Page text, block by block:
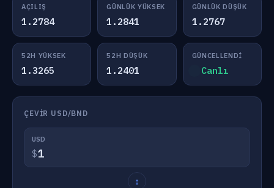
AÇILIŞ
1.2784
GÜNLÜK YÜKSEK
1.2841
GÜNLÜK DÜŞÜK
1.2767
52H YÜKSEK
1.3265
52H DÜŞÜK
1.2401
GÜNCELLENDI
Canlı
ÇEVIR USD/BND
USD
$
↕